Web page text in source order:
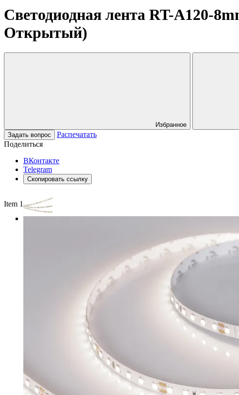
Светодиодная лента RT-A120-
Открытый)
Избранное
Задать вопрос
Распечатать
Поделиться
ВКонтакте
Telegram
Скопировать ссылку
Item 1 of 3